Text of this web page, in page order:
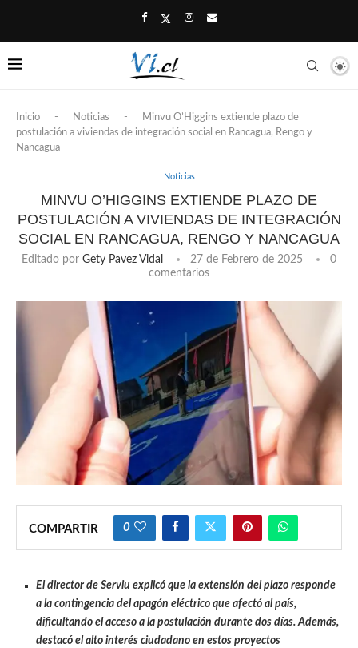
Inicio - Noticias -
Minvu O’Higgins extiende plazo de
postulación a viviendas de integración social en Rancagua, Rengo y
Nancagua
Noticias
MINVU O’HIGGINS EXTIENDE PLAZO DE
POSTULACIÓN A VIVIENDAS DE INTEGRACIÓN
SOCIAL EN RANCAGUA, RENGO Y NANCAGUA
Editado por Gety Pavez Vidal 27 de Febrero de 2025
0
comentarios
COMPARTIR 0
El director de Serviu explicó que la extensión del plazo responde
a la contingencia del apagón eléctrico que afectó al país,
dificultando el acceso a la postulación durante dos días. Además,
destacó el alto interés ciudadano en estos proyectos